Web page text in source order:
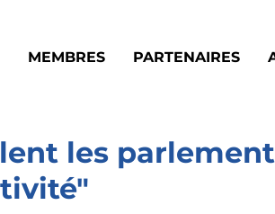
MEMBRES PARTENAIRES
les